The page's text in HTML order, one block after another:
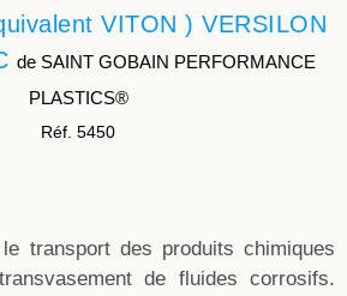
VITON ) VERSILON
de SAINT GOBAIN PERFORMANCE
PLASTICS®
Réf. 5450
le transport des produits chimiques
de fluides corrosifs.